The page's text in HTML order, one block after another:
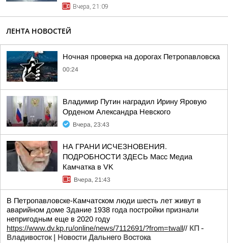
Вчера, 21:09
ЛЕНТА НОВОСТЕЙ
Ночная проверка на дорогах Петропавловска
00:24
Владимир Путин наградил Ирину Яровую
Орденом Александра Невского
Вчера, 23:43
НА ГРАНИ ИСЧЕЗНОВЕНИЯ.
ПОДРОБНОСТИ ЗДЕСЬ Масс Медиа
Камчатка в VK
Вчера, 21:43
В Петропавловске-Камчатском люди шесть лет живут в
аварийном доме Здание 1938 года постройки признали
непригодным еще в 2020 году
https://www.dv.kp.ru/online/news/7112691/?from=twall// КП -
Владивосток | Новости Дальнего Востока